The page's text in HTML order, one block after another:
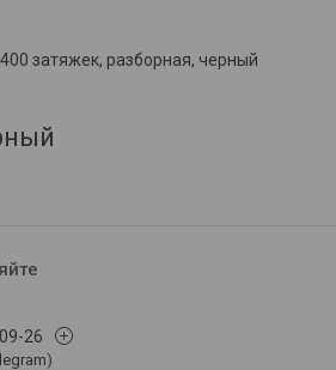
затяжек, разборная, черный
26